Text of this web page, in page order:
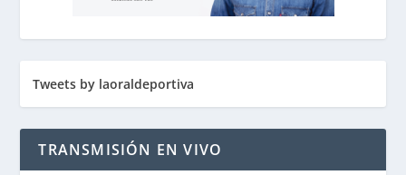
Tweets by laoraldeportiva
TRANSMISIÓN EN VIVO